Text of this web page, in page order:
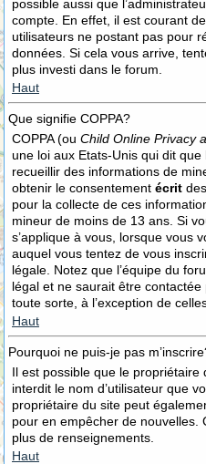
possible aussi que
compte. En effet, il est courant
utilisateurs ne postant pas pour
données. Si cela vous arrive,
plus investi dans le forum.
Haut
Que signifie COPPA?
COPPA (ou Child Online Privacy
une loi aux Etats-Unis qui dit
recueillir des informations de
obtenir le consentement écrit
pour la collecte de ces
mineur de moins de 13 ans. Si
s’applique à vous, lorsque vous
auquel vous tentez de vous
légale. Notez que l’équipe du
légal et ne saurait être
toute sorte, à l’exception de
Haut
Pourquoi ne puis-je pas
Il est possible que le propriétaire
interdit le nom d’utilisateur que
propriétaire du site peut
pour en empêcher de nouvelles.
plus de renseignements.
Haut